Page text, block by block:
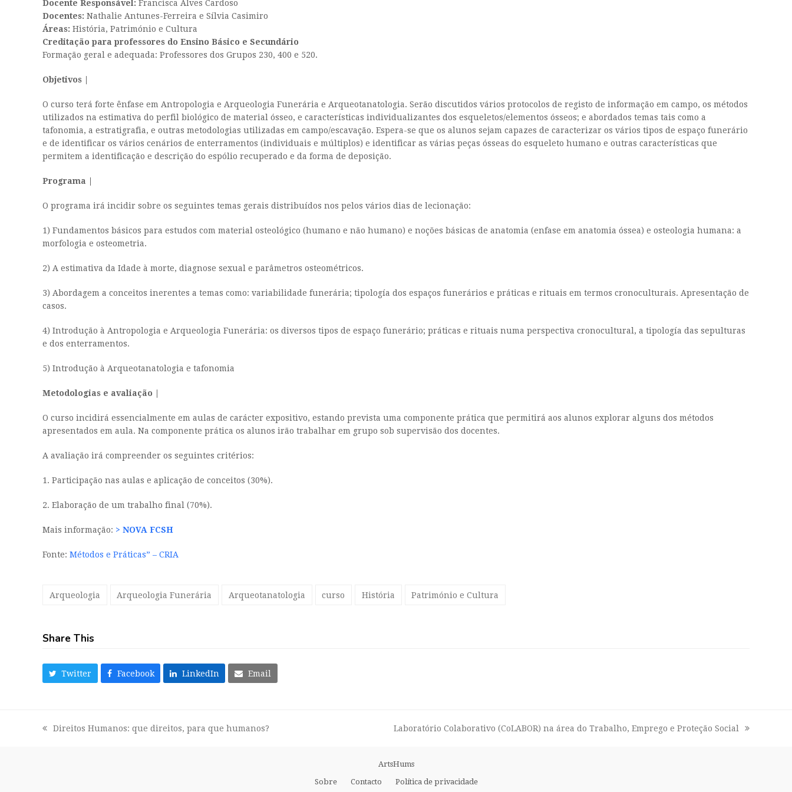
Docente Responsável: Francisca Alves Cardoso
Docentes: Nathalie Antunes-Ferreira e Sílvia Casimiro
Áreas: História, Património e Cultura
Creditação para professores do Ensino Básico e Secundário
Formação geral e adequada: Professores dos Grupos 230, 400 e 520.
Objetivos |
O curso terá forte ênfase em Antropologia e Arqueologia Funerária e Arqueotanatologia. Serão discutidos vários protocolos de registo de informação em campo, os métodos
utilizados na estimativa do perfil biológico de material ósseo, e características individualizantes dos esqueletos/elementos ósseos; e abordados temas tais como a
tafonomia, a estratigrafia, e outras metodologias utilizadas em campo/escavação. Espera-se que os alunos sejam capazes de caracterizar os vários tipos de espaço funerário
e de identificar os vários cenários de enterramentos (individuais e múltiplos) e identificar as várias peças ósseas do esqueleto humano e outras características que
permitem a identificação e descrição do espólio recuperado e da forma de deposição.
Programa |
O programa irá incidir sobre os seguintes temas gerais distribuídos nos pelos vários dias de lecionação:
1) Fundamentos básicos para estudos com material osteológico (humano e não humano) e noções básicas de anatomia (enfase em anatomia óssea) e osteologia humana: a
morfologia e osteometria.
2) A estimativa da Idade à morte, diagnose sexual e parâmetros osteométricos.
3) Abordagem a conceitos inerentes a temas como: variabilidade funerária; tipología dos espaços funerários e práticas e rituais em termos cronoculturais. Apresentação de
casos.
4) Introdução à Antropologia e Arqueologia Funerária: os diversos tipos de espaço funerário; práticas e rituais numa perspectiva cronocultural, a tipología das sepulturas
e dos enterramentos.
5) Introdução à Arqueotanatologia e tafonomia
Metodologias e avaliação |
O curso incidirá essencialmente em aulas de carácter expositivo, estando prevista uma componente prática que permitirá aos alunos explorar alguns dos métodos
apresentados em aula. Na componente prática os alunos irão trabalhar em grupo sob supervisão dos docentes.
A avaliação irá compreender os seguintes critérios:
1. Participação nas aulas e aplicação de conceitos (30%).
2. Elaboração de um trabalho final (70%).
Mais informação: > NOVA FCSH
Fonte: Métodos e Práticas” – CRIA
Arqueologia Arqueologia Funerária Arqueotanatologia curso História Património e Cultura
Share This
Twitter Facebook LinkedIn Email
previous
Direitos Humanos: que direitos, para que humanos?
next
Laboratório Colaborativo (CoLABOR) na área do Trabalho, Emprego e Proteção Social
ArtsHums
Sobre
Contacto Política de privacidade